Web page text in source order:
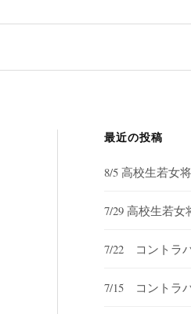
最近の投稿
8/5 高校生若女
7/29 高校生若
7/22 コントラ
7/15 コントラ